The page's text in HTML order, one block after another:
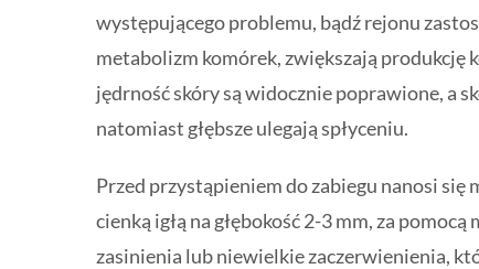
występującego problemu, bądź rejonu
metabolizm komórek, zwiększają produkcję
jędrność skóry są widocznie poprawione, a
natomiast głębsze ulegają spłyceniu.
Przed przystąpieniem do zabiegu nanosi
cienką igłą na głębokość 2-3 mm, za
zasinienia lub niewielkie zaczerwienienia,